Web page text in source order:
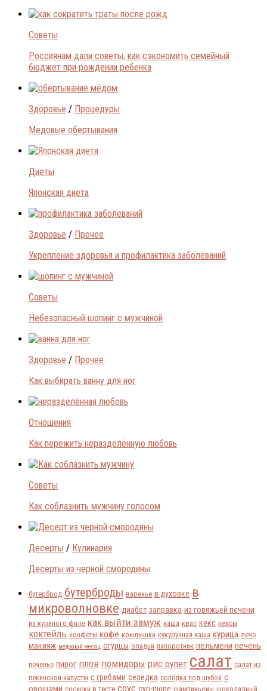
Советы
Россиянам дали советы, как сэкономить семейный
бюджет при рождении ребенка
Здоровье / Процедуры
Медовые обертывания
Диеты
Японская диета
Здоровье / Прочее
Укрепление здоровья и профилактика заболеваний
Советы
Небезопасный шопинг с мужчиной
Здоровье / Прочее
Как выбирать ванну для ног
Отношения
Как пережить неразделённую любовь
Советы
Как соблазнить мужчину голосом
Десерты / Кулинария
Десерты из черной смородины
бутерброд бутерброды варенье в духовке в
микроволновке диабет заправка из говяжьей печени
из куриного филе как выйти замуж каша квас кекс кексы
коктейль конфеты кофе крылышки кукурузная каша курица лечо
макияж медовый месяц огурцы оладьи папоротник пельмени печень
печенье пирог плов помидоры рис рулет салат салат из
пекинской капусты с грибами селедка селёдка под шубой с
овощами сосиски в тесте соус суп-пюре шампиньоны шоколадный